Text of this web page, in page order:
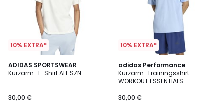
10% EXTRA*
ADIDAS SPORTSWEAR
Kurzarm-T-Shirt ALL SZN
30,00 €
4,7
/ 5
5
Farben
10% EXTRA*
adidas Performance
Kurzarm-Trainingsshirt
WORKOUT ESSENTIALS
30,00 €
2
Farben